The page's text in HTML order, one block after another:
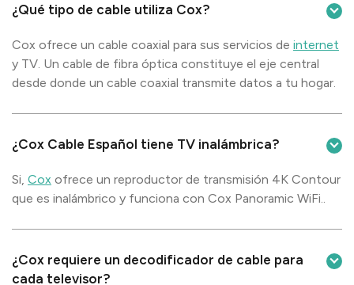
¿Qué tipo de cable utiliza Cox?
Cox ofrece un cable coaxial para sus servicios de internet
y TV. Un cable de fibra óptica constituye el eje central
desde donde un cable coaxial transmite datos a tu hogar.
¿Cox Cable Español tiene TV inalámbrica?
Si, Cox ofrece un reproductor de transmisión 4K Contour
que es inalámbrico y funciona con Cox Panoramic WiFi..
¿Cox requiere un decodificador de cable para
cada televisor?